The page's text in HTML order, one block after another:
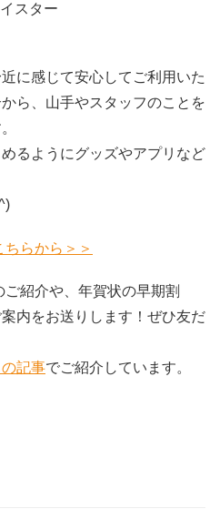
スター
に感じて安心してご利用いた
ら、山手やスタッフのことを
るようにグッズやアプリなど
らから＞＞
紹介や、年賀状の早期割
内をお送りします！ぜひ友だ
記事でご紹介しています。